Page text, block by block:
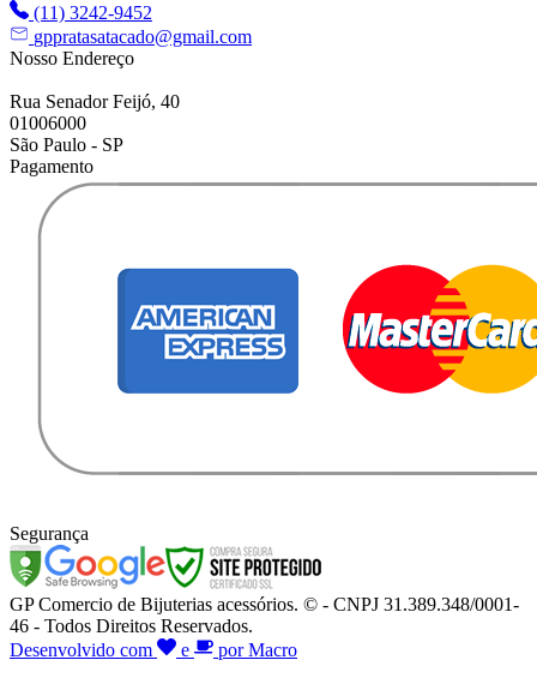
(11) 3242-9452
gppratasatacado@gmail.com
Nosso Endereço
Rua Senador Feijó, 40
01006000
São Paulo - SP
Pagamento
Segurança
GP Comercio de Bijuterias acessórios. © - CNPJ 31.389.348/0001-
46 - Todos Direitos Reservados.
Desenvolvido com
e por Macro